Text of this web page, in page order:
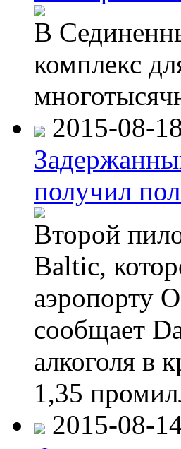
В
комплекс
2015-08-
получил
Второй
Baltic,
аэропорту
сообщает
алкоголя в
1,35
2015-08-